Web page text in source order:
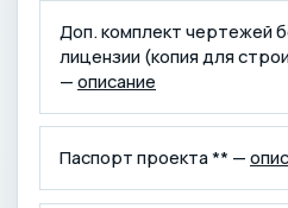
Доп. комплект чертежей
лицензии (копия для
— описание
Паспорт проекта ** —